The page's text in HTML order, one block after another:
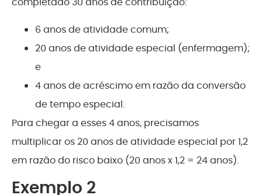
6 anos de atividade comum;
20 anos de atividade especial (enfermagem);
e
4 anos de acréscimo em razão da conversão
de tempo especial.
Para chegar a esses 4 anos, precisamos
multiplicar os 20 anos de atividade especial por 1,2
em razão do risco baixo (20 anos x 1,2 = 24 anos).
Exemplo 2